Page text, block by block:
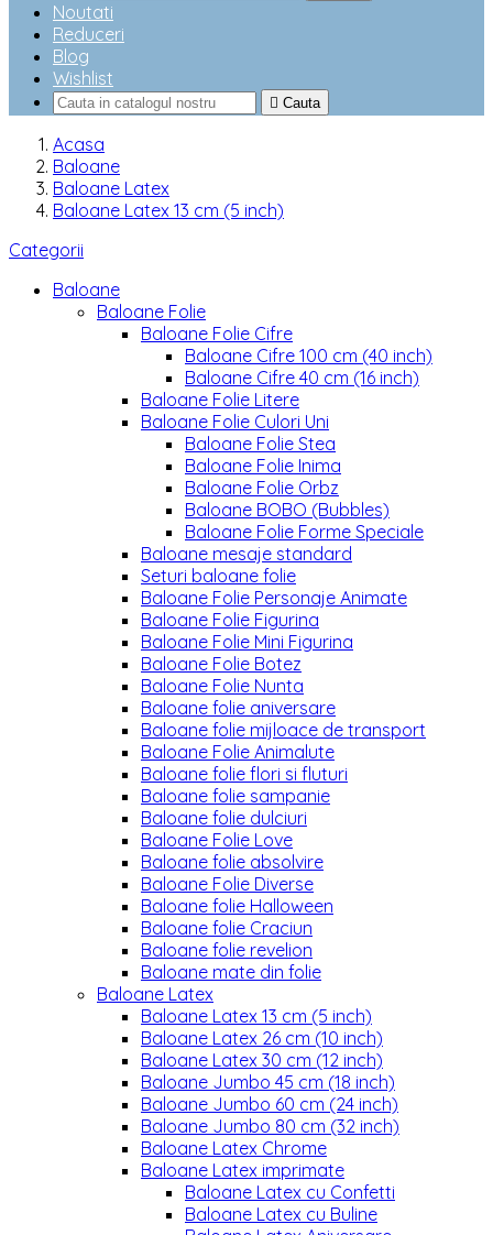
Noutati
Reduceri
Blog
Wishlist
 Cauta
Acasa
Baloane
Baloane Latex
Baloane Latex 13 cm (5 inch)
Categorii
Baloane
Baloane Folie
Baloane Folie Cifre
Baloane Cifre 100 cm (40 inch)
Baloane Cifre 40 cm (16 inch)
Baloane Folie Litere
Baloane Folie Culori Uni
Baloane Folie Stea
Baloane Folie Inima
Baloane Folie Orbz
Baloane BOBO (Bubbles)
Baloane Folie Forme Speciale
Baloane mesaje standard
Seturi baloane folie
Baloane Folie Personaje Animate
Baloane Folie Figurina
Baloane Folie Mini Figurina
Baloane Folie Botez
Baloane Folie Nunta
Baloane folie aniversare
Baloane folie mijloace de transport
Baloane Folie Animalute
Baloane folie flori si fluturi
Baloane folie sampanie
Baloane folie dulciuri
Baloane Folie Love
Baloane folie absolvire
Baloane Folie Diverse
Baloane folie Halloween
Baloane folie Craciun
Baloane folie revelion
Baloane mate din folie
Baloane Latex
Baloane Latex 13 cm (5 inch)
Baloane Latex 26 cm (10 inch)
Baloane Latex 30 cm (12 inch)
Baloane Jumbo 45 cm (18 inch)
Baloane Jumbo 60 cm (24 inch)
Baloane Jumbo 80 cm (32 inch)
Baloane Latex Chrome
Baloane Latex imprimate
Baloane Latex cu Confetti
Baloane Latex cu Buline